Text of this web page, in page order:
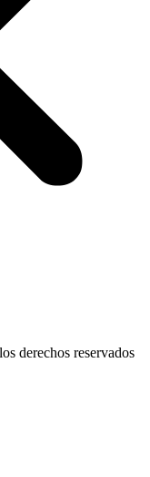
derechos reservados